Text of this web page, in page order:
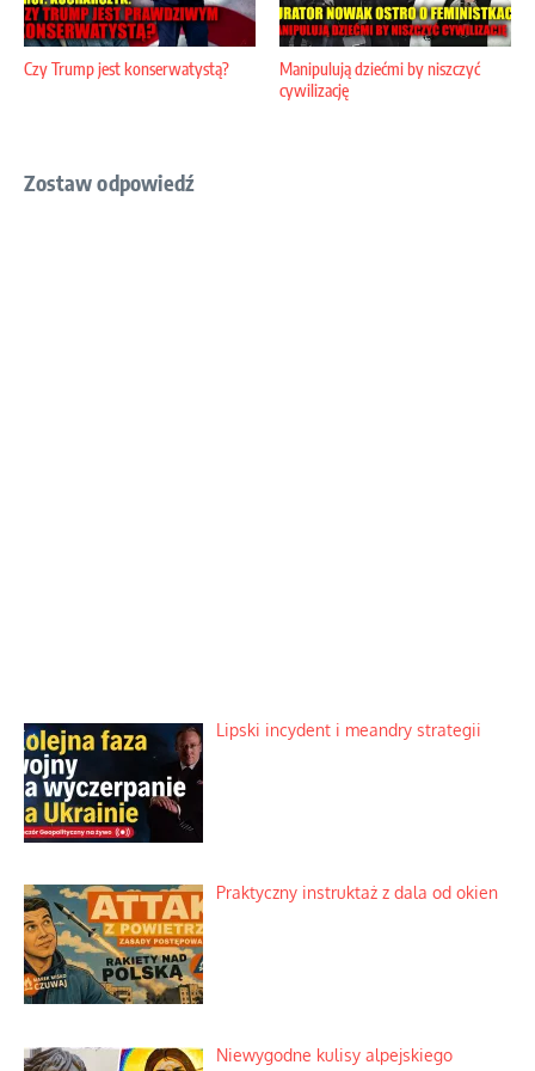
Czy Trump jest konserwatystą?
Manipulują dziećmi by niszczyć
cywilizację
Zostaw odpowiedź
Lipski incydent i meandry strategii
Praktyczny instruktaż z dala od okien
Niewygodne kulisy alpejskiego